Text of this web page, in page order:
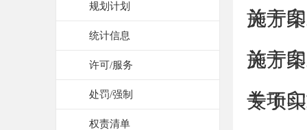
规划计划
统计信息
许可/服务
处罚/强制
权责清单
施方
关于
施方
关于
专项
关于